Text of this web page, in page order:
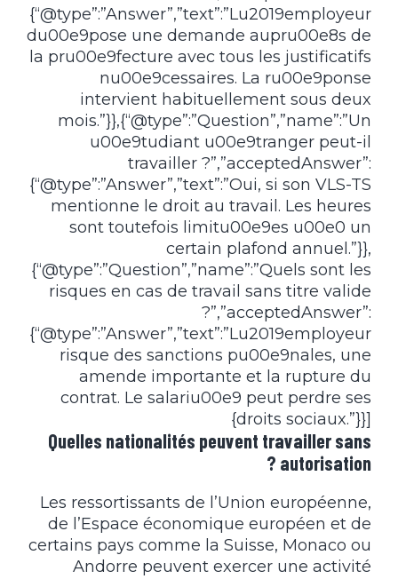
{“@type”:”Answer”,”text”:”Lu2019employeur
du00e9pose une demande aupru00e8s de
la pru00e9fecture avec tous les justificatifs
nu00e9cessaires. La ru00e9ponse
intervient habituellement sous deux
mois.”}},{“@type”:”Question”,”name”:”Un
u00e9tudiant u00e9tranger peut-il
travailler ?”,”acceptedAnswer”:
{“@type”:”Answer”,”text”:”Oui, si son VLS-TS
mentionne le droit au travail. Les heures
sont toutefois limitu00e9es u00e0 un
certain plafond annuel.”}},
{“@type”:”Question”,”name”:”Quels sont les
risques en cas de travail sans titre valide
?”,”acceptedAnswer”:
{“@type”:”Answer”,”text”:”Lu2019employeur
risque des sanctions pu00e9nales, une
amende importante et la rupture du
contrat. Le salariu00e9 peut perdre ses
droits sociaux.”}}]}
Quelles nationalités peuvent travailler sans
autorisation ?
Les ressortissants de l’Union européenne,
de l’Espace économique européen et de
certains pays comme la Suisse, Monaco ou
Andorre peuvent exercer une activité